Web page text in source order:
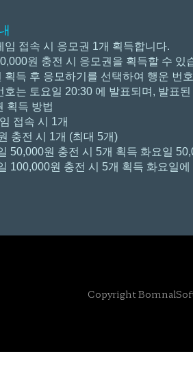
임 접속 시 응모권 1개 획득합니다.
원 충전 시 응모권을 획득할 수 있
획득 후 응모하기를 선택하여 행운 번
호는 토요일 20:30 에 발표되며, 발표
획득 방법
접속 시 1개
충전 시 1개 (최대 5개)
50,000원 충전 시 5개 획득 화요일
100,000원 충전 시 5개 획득 화요일
Copyright